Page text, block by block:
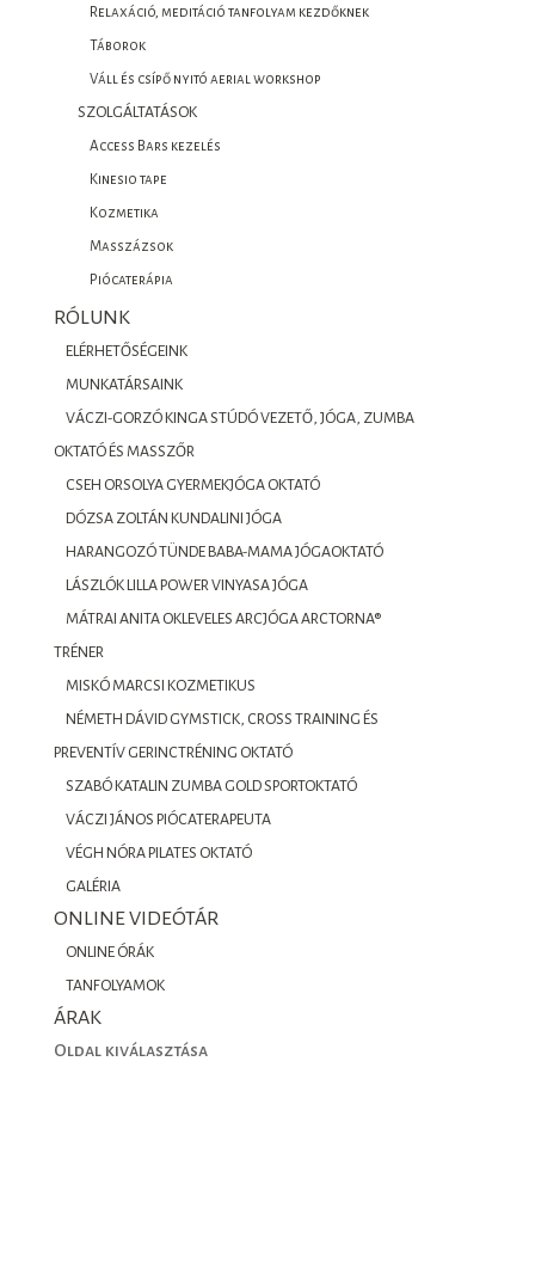
Relaxáció, meditáció tanfolyam kezdőknek
Táborok
Váll és csípő nyitó aerial workshop
SZOLGÁLTATÁSOK
Access Bars kezelés
Kinesio tape
Kozmetika
Masszázsok
Piócaterápia
RÓLUNK
ELÉRHETŐSÉGEINK
MUNKATÁRSAINK
VÁCZI-GORZÓ KINGA STÚDÓ VEZETŐ, JÓGA, ZUMBA
OKTATÓ ÉS MASSZŐR
CSEH ORSOLYA GYERMEKJÓGA OKTATÓ
DÓZSA ZOLTÁN KUNDALINI JÓGA
HARANGOZÓ TÜNDE BABA-MAMA JÓGAOKTATÓ
LÁSZLÓK LILLA POWER VINYASA JÓGA
MÁTRAI ANITA OKLEVELES ARCJÓGA ARCTORNA®
TRÉNER
MISKÓ MARCSI KOZMETIKUS
NÉMETH DÁVID GYMSTICK, CROSS TRAINING ÉS
PREVENTÍV GERINCTRÉNING OKTATÓ
SZABÓ KATALIN ZUMBA GOLD SPORTOKTATÓ
VÁCZI JÁNOS PIÓCATERAPEUTA
VÉGH NÓRA PILATES OKTATÓ
GALÉRIA
ONLINE VIDEÓTÁR
ONLINE ÓRÁK
TANFOLYAMOK
ÁRAK
Oldal kiválasztása